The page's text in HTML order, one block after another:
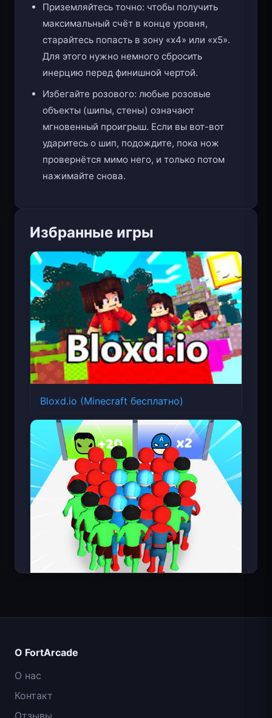
Приземляйтесь точно: чтобы получить
максимальный счёт в конце уровня,
старайтесь попасть в зону «x4» или «x5».
Для этого нужно немного сбросить
инерцию перед финишной чертой.
Избегайте розового: любые розовые
объекты (шипы, стены) означают
мгновенный проигрыш. Если вы вот-вот
ударитесь о шип, подождите, пока нож
провернётся мимо него, и только потом
нажимайте снова.
Избранные игры
Bloxd.io (Minecraft бесплатно)
О FortArcade
О нас
Контакт